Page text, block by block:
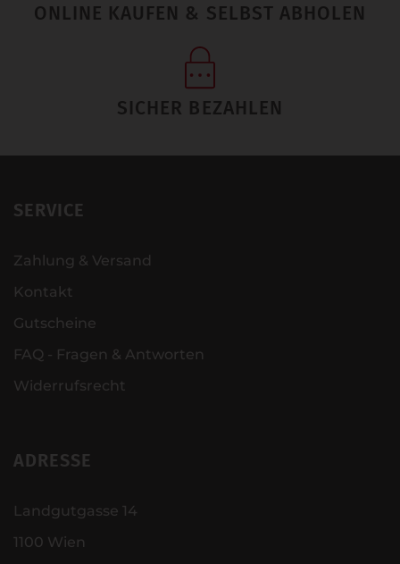
ONLINE KAUFEN & SELBST ABHOLEN
SICHER BEZAHLEN
SERVICE
Zahlung & Versand
Kontakt
Gutscheine
FAQ - Fragen & Antworten
Widerrufsrecht
ADRESSE
Landgutgasse 14
1100 Wien